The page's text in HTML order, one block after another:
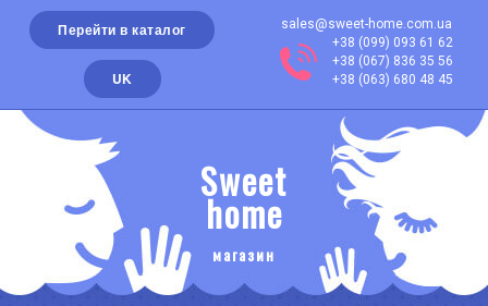
Перейти в каталог
UK
sales@sweet-home.com.ua
+38 (099) 093 61 62
+38 (067) 836 35 56
+38 (063) 680 48 45
Sweet
home
магазин